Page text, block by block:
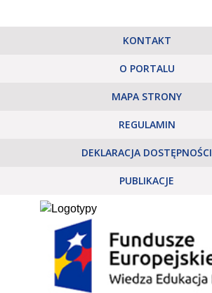
KONTAKT
O PORTALU
MAPA STRONY
REGULAMIN
DEKLARACJA DOSTĘPNOŚCI
PUBLIKACJE